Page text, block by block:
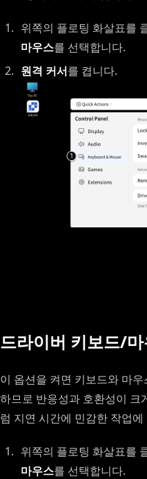
위쪽의 플로팅 화살표를
마우스를 선택합니다.
원격 커서를 켭니다.
드라이버 키보드/
이 옵션을 켜면 키보드와 마
하므로 반응성과 호환성이 크
럼 지연 시간에 민감한 작업
위쪽의 플로팅 화살표를
마우스를 선택합니다.